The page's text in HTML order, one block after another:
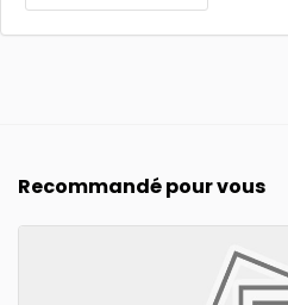
Recommandé pour vous